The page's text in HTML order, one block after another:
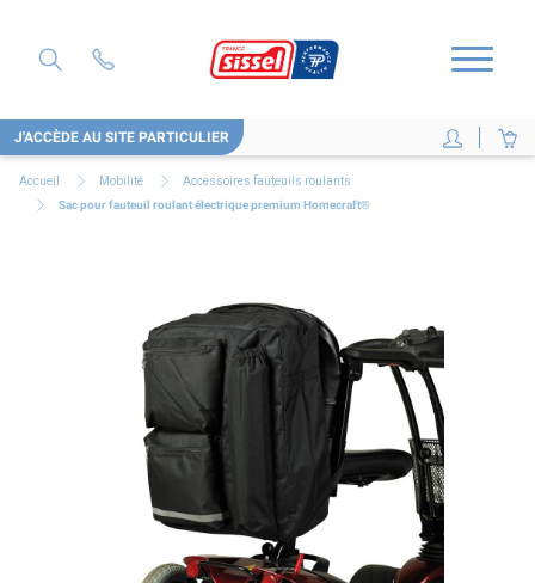
J'ACCÈDE AU SITE PARTICULIER
Accueil Mobilité
Accessoires fauteuils roulants
Sac pour fauteuil roulant électrique premium Homecraft®